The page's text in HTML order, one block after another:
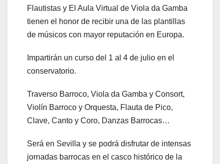
Flautistas y El Aula Virtual de Viola da Gamba
tienen el honor de recibir una de las plantillas
de músicos con mayor reputación en Europa.
Impartirán un curso del 1 al 4 de julio en el
conservatorio.
Traverso Barroco, Viola da Gamba y Consort,
Violín Barroco y Orquesta, Flauta de Pico,
Clave, Canto y Coro, Danzas Barrocas…
Será en Sevilla y se podrá disfrutar de intensas
jornadas barrocas en el casco histórico de la